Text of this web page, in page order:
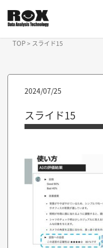
TOP> スライド15
2024/07/25
スライド15